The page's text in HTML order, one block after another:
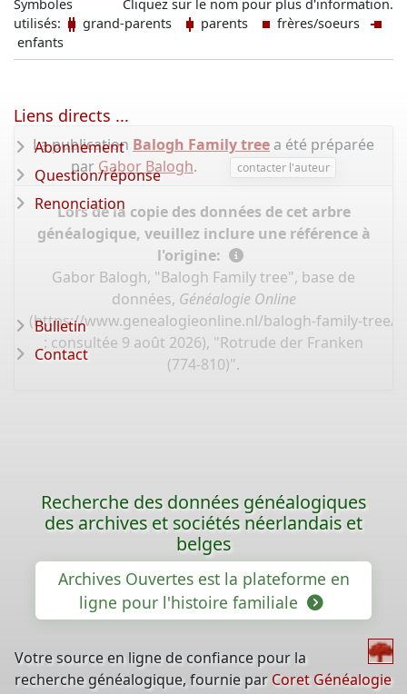
Cliquez sur le nom pour plus d'information.
Symboles
utilisés:
grand-parents parents
frères/soeurs
enfants
La publication Balogh Family tree a été préparée
par Gabor Balogh. contacter l'auteur
Lors de la copie des données de cet arbre
généalogique, veuillez inclure une référence à
l'origine:
Gabor Balogh, "Balogh Family tree", base de
données, Généalogie Online
(https://www.genealogieonline.nl/balogh-family-tree/
: consultée 9 août 2026), "Rotrude der Franken
(774-810)".
Liens directs ...
Abonnement
Question/réponse
Renonciation
Bulletin
Contact
Recherche des données généalogiques
des archives et sociétés néerlandais et
belges
Archives Ouvertes est la plateforme en
ligne pour l'histoire familiale
Votre source en ligne de confiance pour la
recherche généalogique, fournie par Coret Généalogie